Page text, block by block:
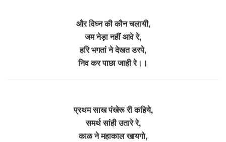
और विघ्न की कौन चलायी,
जम नेड़ा नहीं आवे रे,
हरि भगतां ने देखत डरपे,
निव कर पाछा जाही रे।।
प्रथम साख पंखेरू री कहिये,
समर्थ सांही उतारे रे,
काळ ने महाकाल खायगो,